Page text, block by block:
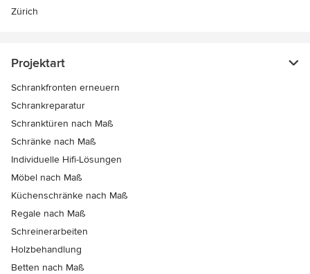
Zürich
Projektart
Schrankfronten erneuern
Schrankreparatur
Schranktüren nach Maß
Schränke nach Maß
Individuelle Hifi-Lösungen
Möbel nach Maß
Küchenschränke nach Maß
Regale nach Maß
Schreinerarbeiten
Holzbehandlung
Betten nach Maß